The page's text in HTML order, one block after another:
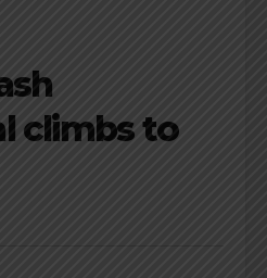
climbs to